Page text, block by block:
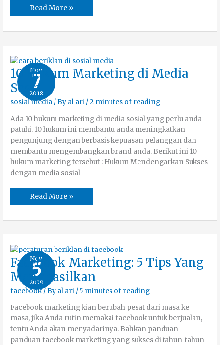
Read More »
Nov
7
2018
10 Hukum Marketing di Media
Sosial
sosial media / By al ari /2 minutes of reading
Ada 10 hukum marketing di media sosial yang perlu anda
patuhi. 10 hukum ini membantu anda meningkatkan
pengunjung dengan berbasis kepuasan pelanggan dan
membantu mengembangkan brand anda. Berikut ini 10
hukum marketing tersebut : Hukum Mendengarkan Sukses
dengan media sosial
10
Hukum
Marketing
di
Media
Sosial
Read More »
Nov
5
2018
Facebook Marketing: 5 Tips Yang
Menghasilkan
facebook/ By al ari /5 minutes of reading
Facebook marketing kian berubah pesat dari masa ke
masa, jika Anda rutin memakai facebook untuk berjualan,
tentu Anda akan menyadarinya. Bahkan panduan-
panduan facebook marketing yang sukses di tahun-tahun
Facebook
Marketing:
5
Tips
Yang
Menghasilkan